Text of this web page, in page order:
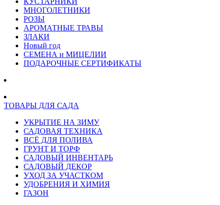
МНОГОЛЕТНИКИ
РОЗЫ
АРОМАТНЫЕ ТРАВЫ
ЗЛАКИ
Новый год
СЕМЕНА и МИЦЕЛИИ
ПОДАРОЧНЫЕ СЕРТИФИКАТЫ
ТОВАРЫ ДЛЯ САДА
УКРЫТИЕ НА ЗИМУ
САДОВАЯ ТЕХНИКА
ВСЁ ДЛЯ ПОЛИВА
ГРУНТ И ТОРФ
САДОВЫЙ ИНВЕНТАРЬ
САДОВЫЙ ДЕКОР
УХОД ЗА УЧАСТКОМ
УДОБРЕНИЯ И ХИМИЯ
ГАЗОН